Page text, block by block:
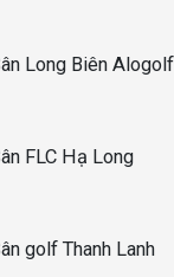
Long Biên Alogolf
FLC Hạ Long
golf Thanh Lanh